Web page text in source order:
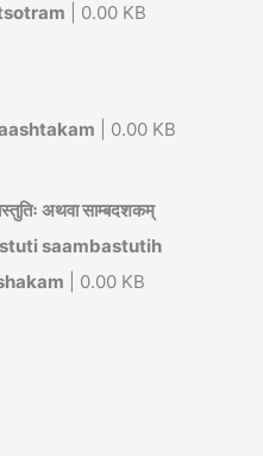
| 0.00 KB
| 0.00 KB
अथवा साम्बदशकम्
saambastutih
| 0.00 KB